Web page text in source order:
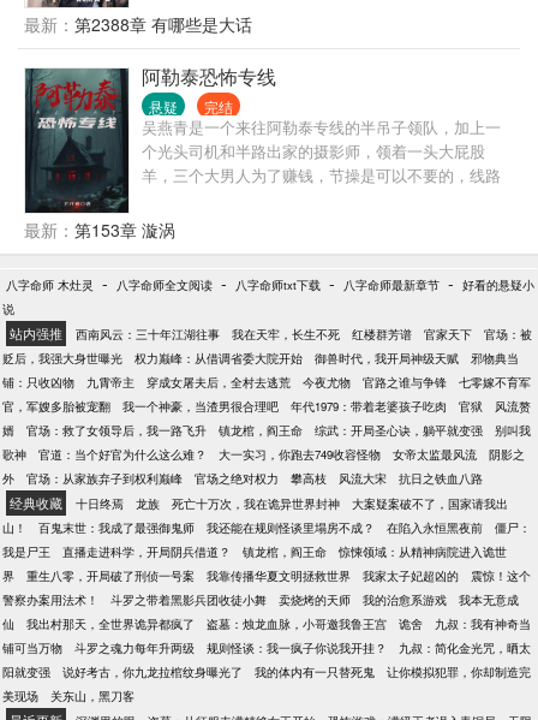
要苟的有价值，大腿要抱，最好拿下！ 就算是跪，也
要一路跪到巅峰！ ……
最新： 第2388章 有哪些是大话
阿勒泰恐怖专线
悬疑 完结
吴燕青是一个来往阿勒泰专线的半吊子领队，加上一
个光头司机和半路出家的摄影师，领着一头大屁股
羊，三个大男人为了赚钱，节操是可以不要的，线路
有：可可托海深山中的悬尸巨树、矿脉地下的诡异生
物、哈巴河的无名鬼庙…… 某些人表面上是专业旅行
人听说过那家只有三个人的旅行社没？据说去哪儿哪
最新： 第153章 漩涡
八字命师 木灶灵 - 八字命师全文阅读 - 八字命师txt下载 - 八字命师最新章节 - 好看的悬疑小
说
站内强推 西南风云：三十年江湖往事 我在天牢，长生不死 红楼群芳谱 官家天下
官场：被
贬后，我强大身世曝光
权力巅峰：从借调省委大院开始 御兽时代，我开局神级天赋
邪物典当
铺：只收凶物
九霄帝主 穿成女屠夫后，全村去逃荒 今夜尤物 官路之谁与争锋
七零嫁不育军
官，军嫂多胎被宠翻
我一个神豪，当渣男很合理吧 年代1979：带着老婆孩子吃肉 官狱
风流赘
婿
官场：救了女领导后，我一路飞升 镇龙棺，阎王命 综武：开局圣心诀，躺平就变强
别叫我
歌神
官道：当个好官为什么这么难？ 大一实习，你跑去749收容怪物 女帝太监最风流
阴影之
外
官场：从家族弃子到权利巅峰 官场之绝对权力 攀高枝 风流大宋 抗日之铁血八路
经典收藏 十日终焉 龙族 死亡十万次，我在诡异世界封神
大案疑案破不了，国家请我出
山！
百鬼末世：我成了最强御鬼师 我还能在规则怪谈里塌房不成？ 在陷入永恒黑夜前
僵尸：
我是尸王
直播走进科学，开局阴兵借道？ 镇龙棺，阎王命
惊悚领域：从精神病院进入诡世
界
重生八零，开局破了刑侦一号案 我靠传播华夏文明拯救世界 我家太子妃超凶的
震惊！这个
警察办案用法术！
斗罗之带着黑影兵团收徒小舞 卖烧烤的天师 我的治愈系游戏
我本无意成
仙
我出村那天，全世界诡异都疯了 盗墓：烛龙血脉，小哥邀我鲁王宫 诡舍
九叔：我有神奇当
铺可当万物
斗罗之魂力每年升两级 规则怪谈：我一疯子你说我开挂？
九叔：简化金光咒，晒太
阳就变强
说好考古，你九龙拉棺纹身曝光了 我的体内有一只替死鬼
让你模拟犯罪，你却制造完
美现场
关东山，黑刀客